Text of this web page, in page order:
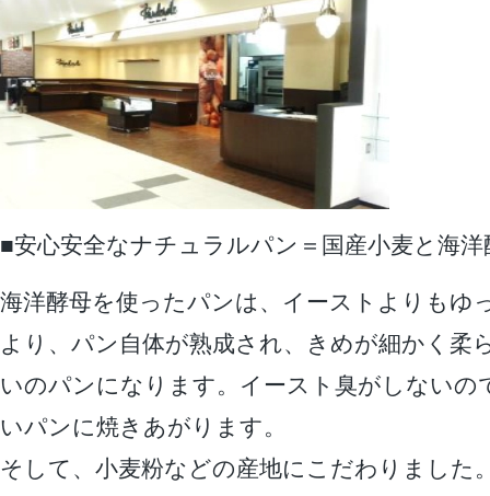
■安心安全なナチュラルパン＝国産小麦と海
海洋酵母を使ったパンは、イーストよりもゆ
より、パン自体が熟成され、きめが細かく柔
いのパンになります。イースト臭がしないの
いパンに焼きあがります。
そして、小麦粉などの産地にこだわりました